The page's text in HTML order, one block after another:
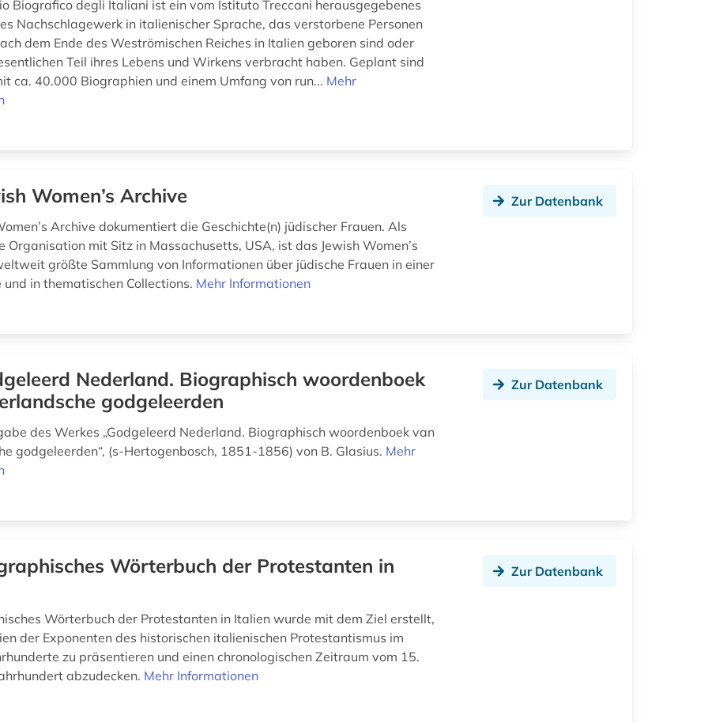
Biografico degli Italiani ist ein vom Istituto Treccani herausgegebenes
Nachschlagewerk in italienischer Sprache, das verstorbene Personen
dem Ende des Weströmischen Reiches in Italien geboren sind oder
Teil ihres Lebens und Wirkens verbracht haben. Geplant sind
ca. 40.000 Biographien und einem Umfang von run... Mehr
Women’s Archive
Archive dokumentiert die Geschichte(n) jüdischer Frauen. Als
Organisation mit Sitz in Massachusetts, USA, ist das Jewish Women’s
größte Sammlung von Informationen über jüdische Frauen in einer
und in thematischen Collections. Mehr Informationen
Zur Datenbank
Nederland. Biographisch woordenboek
godgeleerden
des Werkes „Godgeleerd Nederland. Biographisch woordenboek van
godgeleerden“, (s-Hertogenbosch, 1851-1856) von B. Glasius. Mehr
Zur Datenbank
Wörterbuch der Protestanten in
Wörterbuch der Protestanten in Italien wurde mit dem Ziel erstellt,
der Exponenten des historischen italienischen Protestantismus im
zu präsentieren und einen chronologischen Zeitraum vom 15.
abzudecken. Mehr Informationen
Zur Datenbank